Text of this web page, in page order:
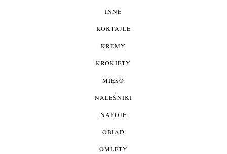
INNE
KOKTAJLE
KREMY
KROKIETY
MIĘSO
NALEŚNIKI
NAPOJE
OBIAD
OMLETY